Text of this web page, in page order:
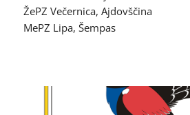
ŽePZ Večernica, Ajdovščina
MePZ Lipa, Šempas